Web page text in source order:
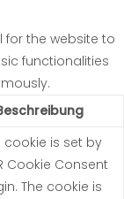
for the website to
functionalities
cookie is set by
Cookie Consent
The cookie is